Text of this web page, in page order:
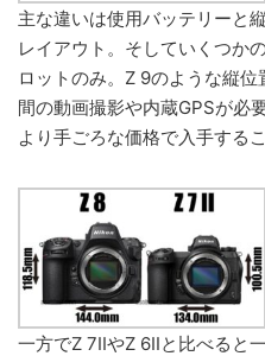
主な違いは使用バッテリーと
レイアウト。そしていくつか
ロットのみ。Z 9のような縦
間の動画撮影や内蔵GPSが必
より手ごろな価格で入手する
一方でZ 7IIやZ 6IIと比べると